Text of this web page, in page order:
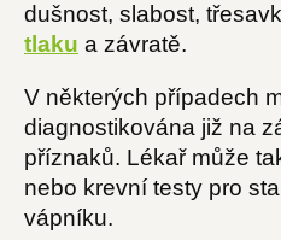
dušnost, slabost,
tlaku a závratě.
V některých případech
diagnostikována již na
příznaků. Lékař může
nebo krevní testy pro
vápníku.